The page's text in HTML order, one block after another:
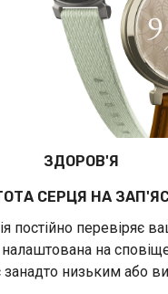
ЗДОРОВ'Я
СЕРЦЯ НА
постійно перевіряє
на
занадто низьким або